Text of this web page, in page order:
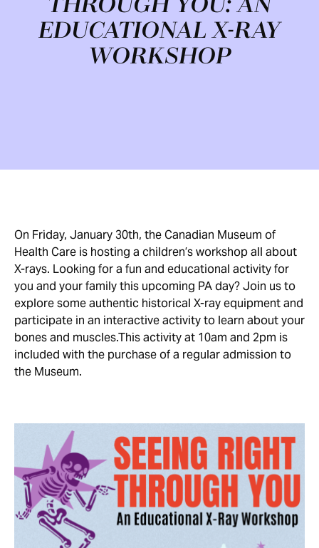
THROUGH YOU: AN
EDUCATIONAL X-RAY
WORKSHOP
On Friday, January 30th, the Canadian Museum of
Health Care is hosting a children’s workshop all about
X-rays. Looking for a fun and educational activity for
you and your family this upcoming PA day? Join us to
explore some authentic historical X-ray equipment and
participate in an interactive activity to learn about your
bones and muscles.This activity at 10am and 2pm is
included with the purchase of a regular admission to
the Museum.